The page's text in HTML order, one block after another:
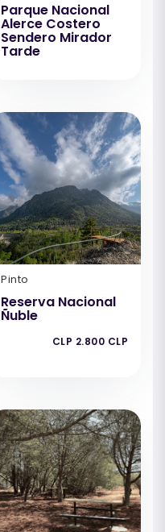
Parque Nacional
Alerce Costero
Sendero Mirador
Tarde
Pinto
Reserva Nacional
Ñuble
CLP 2.800 CLP